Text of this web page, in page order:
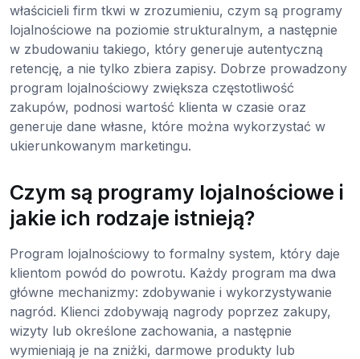
właścicieli firm tkwi w zrozumieniu, czym są programy
lojalnościowe na poziomie strukturalnym, a następnie
w zbudowaniu takiego, który generuje autentyczną
retencję, a nie tylko zbiera zapisy. Dobrze prowadzony
program lojalnościowy zwiększa częstotliwość
zakupów, podnosi wartość klienta w czasie oraz
generuje dane własne, które można wykorzystać w
ukierunkowanym marketingu.
Czym są programy lojalnościowe i
jakie ich rodzaje istnieją?
Program lojalnościowy to formalny system, który daje
klientom powód do powrotu. Każdy program ma dwa
główne mechanizmy: zdobywanie i wykorzystywanie
nagród. Klienci zdobywają nagrody poprzez zakupy,
wizyty lub określone zachowania, a następnie
wymieniają je na zniżki, darmowe produkty lub